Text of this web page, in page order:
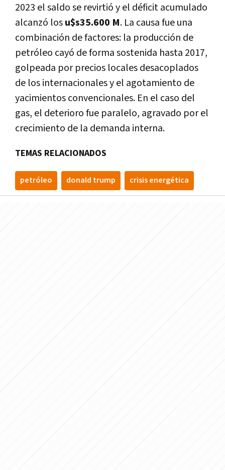
2023 el saldo se revirtió y el déficit acumulado
alcanzó losu$s35.600 M. La causa fue una
combinación de factores: la producción de
petróleo cayó de forma sostenida hasta 2017,
golpeada por precios locales desacoplados
de los internacionales y el agotamiento de
yacimientos convencionales. En el caso del
gas, el deterioro fue paralelo, agravado por el
crecimiento de la demanda interna.
TEMAS RELACIONADOS
petróleo donald trump crisis energética